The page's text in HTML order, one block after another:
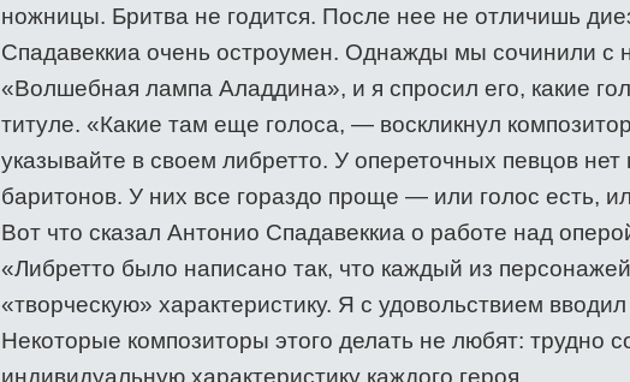
ножницы. Бритва не годится. После нее не отличишь
Спадавеккиа очень остроумен. Однажды мы сочинили с
«Волшебная лампа Аладдина», и я спросил его, какие
титуле. «Какие там еще голоса, — воскликнул
указывайте в своем либретто. У опереточных певцов нет
баритонов. У них все гораздо проще — или голос есть,
Вот что сказал Антонио Спадавеккиа о работе над
«Либретто было написано так, что каждый из
«творческую» характеристику. Я с удовольствием
Некоторые композиторы этого делать не любят: трудно
индивидуальную характеристику каждого героя.